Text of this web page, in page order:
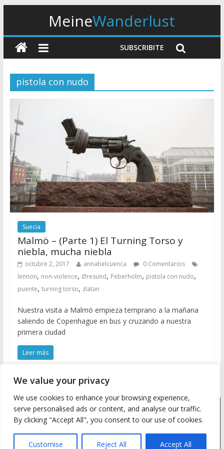
We value your privacy
We use cookies to enhance your browsing experience,
serve personalised ads or content, and analyse our traffic.
By clicking "Accept All", you consent to our use of cookies.
Customise Reject All Accept All
MeineWanderlust
SUBSCRIBITE
pistola con nudo
Suecia
Malmö – (Parte 1) El Turning Torso y
niebla, mucha niebla
octubre 2, 2017 annabelcuenca
0 Comentarios
lennon, non-violence, Øresund, Peberholm, pistola con nudo,
puente, turning torso, zlatan
Nuestra visita a Malmö empieza temprano a la mañana
saliendo de Copenhague en bus y cruzando a nuestra
primera ciudad
Leer más
Copyright © 2026Meine Wanderlust. Todos los derechos
reservados.
Tema: ColorMag by ThemeGrill. Desarrollado conWordPress